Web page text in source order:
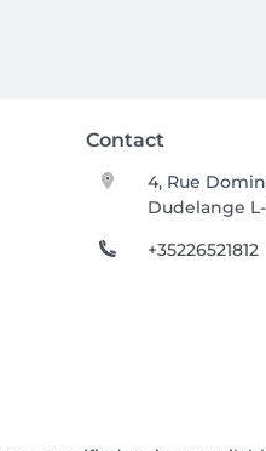
Contact
4, Rue
Dudelange
+35226521812